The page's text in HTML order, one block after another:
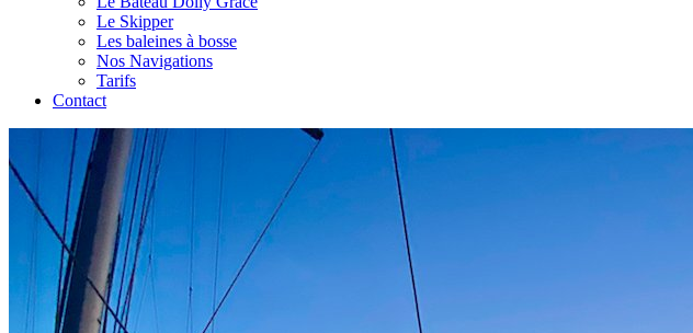
Le Skipper
Les baleines à bosse
Nos Navigations
Tarifs
Contact